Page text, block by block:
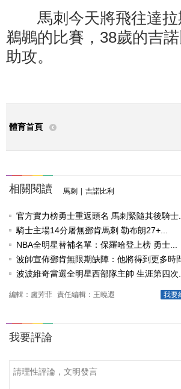
馬刺今天將飛往達拉
鵜鶘的比賽，38歲的吉
助攻。
體育首頁
相關閱讀 馬刺 吉諾比利
官方實力榜勇士重返頭名 馬刺緊隨其後騎士...
騎士主場14分屠無鄧肯馬刺 勒布朗27+...
NBA全明星替補名單：保羅哈登上榜 勇士...
波帥宣佈鄧肯無限期缺陣：他將得到更多時
波波維奇當選全明星西部隊主帥 生涯第四次...
我要
編輯：盧芳菲 責任編輯：王曉遐